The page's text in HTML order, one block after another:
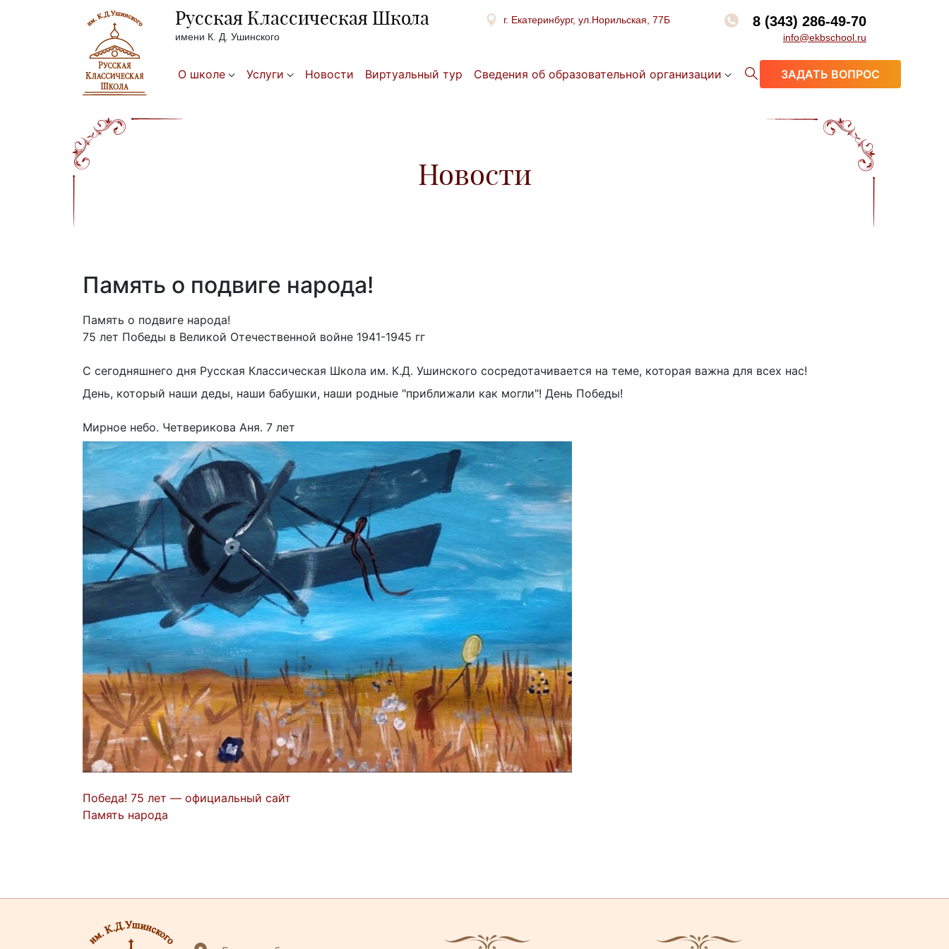
Русская Классическая Школа
имени К. Д. Ушинского
г. Екатеринбург, ул.Норильская, 77Б 8 (343) 286-49-70
info@ekbschool.ru
О школе Услуги Новости Виртуальный тур Сведения об образовательной организации ЗАДАТЬ ВОПРОС
Новости
Память о подвиге народа!
Память о подвиге народа!
75 лет Победы в Великой Отечественной войне 1941-1945 гг
С сегодняшнего дня Русская Классическая Школа им. К.Д. Ушинского сосредотачивается на теме, которая важна для всех нас!
День, который наши деды, наши бабушки, наши родные "приближали как могли"! День Победы!
Мирное небо. Четверикова Аня. 7 лет
Победа! 75 лет — официальный сайт
Память народа